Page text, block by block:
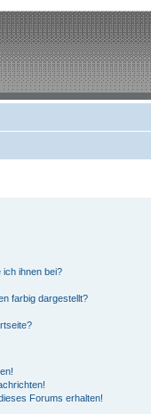
ich ihnen bei?
farbig dargestellt?
Forums erhalten!